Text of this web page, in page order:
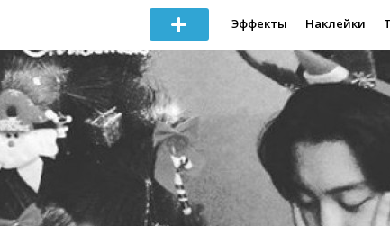
Эффекты Наклейки